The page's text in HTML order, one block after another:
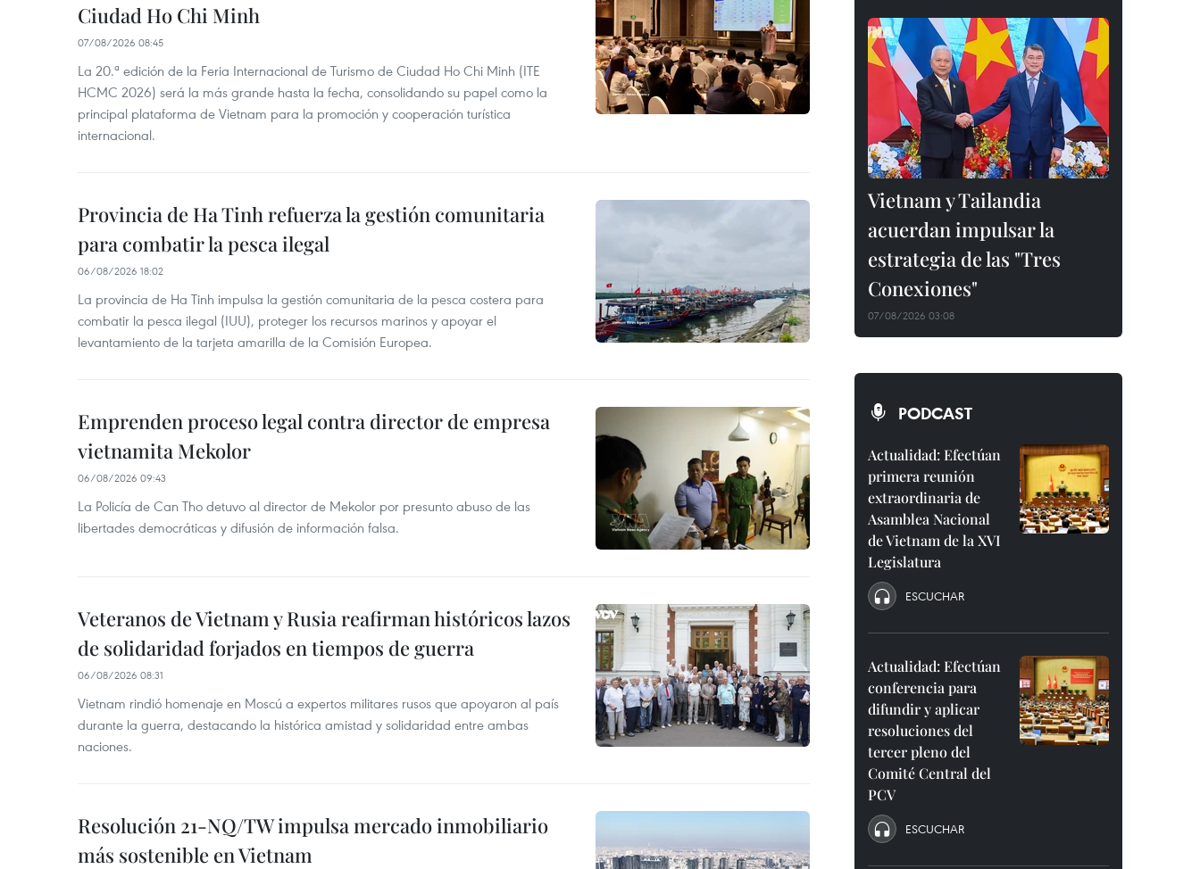
Ciudad Ho Chi Minh
07/08/2026 08:45
La 20.ª edición de la Feria Internacional de Turismo de Ciudad Ho Chi Minh (ITE
HCMC 2026) será la más grande hasta la fecha, consolidando su papel como la
principal plataforma de Vietnam para la promoción y cooperación turística
internacional.
Provincia de Ha Tinh refuerza la gestión comunitaria
para combatir la pesca ilegal
06/08/2026 18:02
La provincia de Ha Tinh impulsa la gestión comunitaria de la pesca costera para
combatir la pesca ilegal (IUU), proteger los recursos marinos y apoyar el
levantamiento de la tarjeta amarilla de la Comisión Europea.
Emprenden proceso legal contra director de empresa
vietnamita Mekolor
06/08/2026 09:43
La Policía de Can Tho detuvo al director de Mekolor por presunto abuso de las
libertades democráticas y difusión de información falsa.
Veteranos de Vietnam y Rusia reafirman históricos lazos
de solidaridad forjados en tiempos de guerra
06/08/2026 08:31
Vietnam rindió homenaje en Moscú a expertos militares rusos que apoyaron al país
durante la guerra, destacando la histórica amistad y solidaridad entre ambas
naciones.
Resolución 21-NQ/TW impulsa mercado inmobiliario
más sostenible en Vietnam
Vietnam y Tailandia
acuerdan impulsar la
estrategia de las "Tres
Conexiones"
07/08/2026 03:08
PODCAST
Actualidad: Efectúan
primera reunión
extraordinaria de
Asamblea Nacional
de Vietnam de la XVI
Legislatura
ESCUCHAR
Actualidad: Efectúan
conferencia para
difundir y aplicar
resoluciones del
tercer pleno del
Comité Central del
PCV
ESCUCHAR